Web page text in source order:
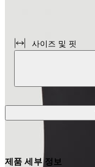
사이즈 및 핏
제품 세부 정보